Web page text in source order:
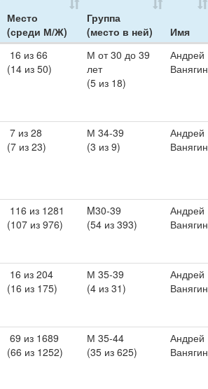
Место
(среди М/Ж)
Группа
(место в ней)
Имя
16 из 66
(14 из 50)
М от 30 до 39
лет
(5 из 18)
Андрей
Ванягин
7 из 28
(7 из 23)
М 34-39
(3 из 9)
Андрей
Ванягин
116 из 1281
(107 из 976)
M30-39
(54 из 393)
Андрей
Ванягин
16 из 204
(16 из 175)
М 35-39
(4 из 31)
Андрей
Ванягин
69 из 1689
(66 из 1252)
М 35-44
(35 из 625)
Андрей
Ванягин